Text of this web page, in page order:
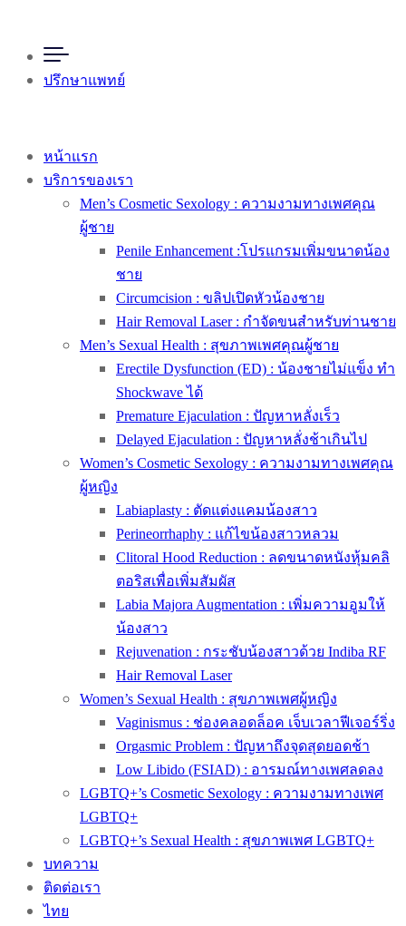
ปรึกษาแพทย์
หน้าแรก
บริการของเรา
Men’s Cosmetic Sexology : ความงามทางเพศคุณ
ผู้ชาย
Penile Enhancement :โปรแกรมเพิ่มขนาดน้อง
ชาย
Circumcision : ขลิปเปิดหัวน้องชาย
Hair Removal Laser : กำจัดขนสำหรับท่านชาย
Men’s Sexual Health : สุขภาพเพศคุณผู้ชาย
Erectile Dysfunction (ED) : น้องชายไม่แข็ง ทำ
Shockwave ได้
Premature Ejaculation : ปัญหาหลั่งเร็ว
Delayed Ejaculation : ปัญหาหลั่งช้าเกินไป
Women’s Cosmetic Sexology : ความงามทางเพศคุณ
ผู้หญิง
Labiaplasty : ตัดแต่งแคมน้องสาว
Perineorrhaphy : แก้ไขน้องสาวหลวม
Clitoral Hood Reduction : ลดขนาดหนังหุ้มคลิ
ตอริสเพื่อเพิ่มสัมผัส
Labia Majora Augmentation : เพิ่มความอูมให้
น้องสาว
Rejuvenation : กระชับน้องสาวด้วย Indiba RF
Hair Removal Laser
Women’s Sexual Health : สุขภาพเพศผู้หญิง
Vaginismus : ช่องคลอดล็อค เจ็บเวลาฟีเจอร์ริ่ง
Orgasmic Problem : ปัญหาถึงจุดสุดยอดช้า
Low Libido (FSIAD) : อารมณ์ทางเพศลดลง
LGBTQ+’s Cosmetic Sexology : ความงามทางเพศ
LGBTQ+
LGBTQ+’s Sexual Health : สุขภาพเพศ LGBTQ+
บทความ
ติดต่อเรา
ไทย